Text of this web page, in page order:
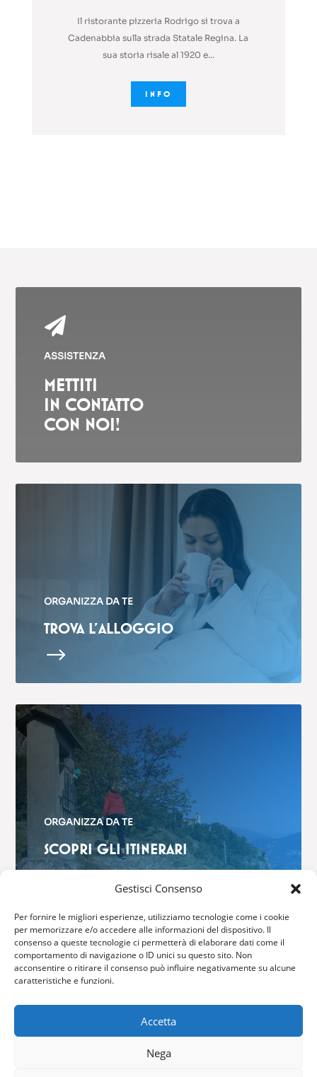
Gestisci Consenso
Per fornire le migliori esperienze, utilizziamo tecnologie come i cookie
per memorizzare e/o accedere alle informazioni del dispositivo. Il
consenso a queste tecnologie ci permetterà di elaborare dati come il
comportamento di navigazione o ID unici su questo sito. Non
acconsentire o ritirare il consenso può influire negativamente su alcune
caratteristiche e funzioni.
Accetta
Nega
Il ristorante pizzeria Rodrigo si trova a
Cadenabbia sulla strada Statale Regina. La
sua storia risale al 1920 e...
INFO

ASSISTENZA
METTITI
IN CONTATTO
CON NOI!
ORGANIZZA DA TE
TROVA L’ALLOGGIO
$
ORGANIZZA DA TE
SCOPRI GLI ITINERARI
$
GRIANTE CADENABBIA
Via Brentano, 6 – 22011 Griante
Tel: (+39) 0344 40416
info@comune.griante.co.it